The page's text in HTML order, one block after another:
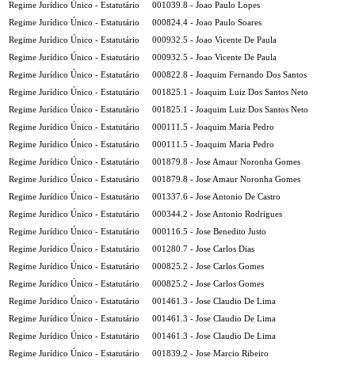
Regime Jurídico Único - Estatutário
001039.8 - Joao Paulo Lopes
Regime Jurídico Único - Estatutário
000824.4 - Joao Paulo Soares
Regime Jurídico Único - Estatutário
000932.5 - Joao Vicente De Paula
Regime Jurídico Único - Estatutário
000932.5 - Joao Vicente De Paula
Regime Jurídico Único - Estatutário
000822.8 - Joaquim Fernando Dos Santos
Regime Jurídico Único - Estatutário
001825.1 - Joaquim Luiz Dos Santos Neto
Regime Jurídico Único - Estatutário
001825.1 - Joaquim Luiz Dos Santos Neto
Regime Jurídico Único - Estatutário
000111.5 - Joaquim Maria Pedro
Regime Jurídico Único - Estatutário
000111.5 - Joaquim Maria Pedro
Regime Jurídico Único - Estatutário
001879.8 - Jose Amaur Noronha Gomes
Regime Jurídico Único - Estatutário
001879.8 - Jose Amaur Noronha Gomes
Regime Jurídico Único - Estatutário
001337.6 - Jose Antonio De Castro
Regime Jurídico Único - Estatutário
000344.2 - Jose Antonio Rodrigues
Regime Jurídico Único - Estatutário
000116.5 - Jose Benedito Justo
Regime Jurídico Único - Estatutário
001280.7 - Jose Carlos Dias
Regime Jurídico Único - Estatutário
000825.2 - Jose Carlos Gomes
Regime Jurídico Único - Estatutário
000825.2 - Jose Carlos Gomes
Regime Jurídico Único - Estatutário
001461.3 - Jose Claudio De Lima
Regime Jurídico Único - Estatutário
001461.3 - Jose Claudio De Lima
Regime Jurídico Único - Estatutário
001461.3 - Jose Claudio De Lima
Regime Jurídico Único - Estatutário
001839.2 - Jose Marcio Ribeiro